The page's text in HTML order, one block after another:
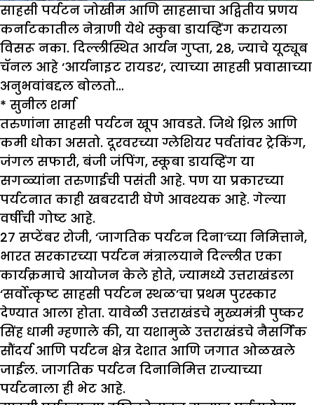
साहसी पर्यटन जोखीम आणि साहसाचा अद्वितीय प्रणय
कर्नाटकातील नेत्राणी येथे स्कुबा डायव्हिंग करायला
विसरू नका. दिल्लीस्थित आर्यन गुप्ता, 28, ज्याचे यूट्यूब
चॅनल आहे ‘आर्यनाइट रायडर‘, त्याच्या साहसी प्रवासाच्या
अनुभवांबद्दल बोलतो…
* सुनील शर्मा
तरुणांना साहसी पर्यटन खूप आवडते. जिथे थ्रिल आणि
कमी धोका असतो. दूरवरच्या ग्लेशियर पर्वतांवर ट्रेकिंग,
जंगल सफारी, बंजी जंपिंग, स्कूबा डायव्हिंग या
सगळ्यांना तरुणाईची पसंती आहे. पण या प्रकारच्या
पर्यटनात काही खबरदारी घेणे आवश्यक आहे. गेल्या
वर्षीची गोष्ट आहे.
27 सप्टेंबर रोजी, ‘जागतिक पर्यटन दिना’च्या निमित्ताने,
भारत सरकारच्या पर्यटन मंत्रालयाने दिल्लीत एका
कार्यक्रमाचे आयोजन केले होते, ज्यामध्ये उत्तराखंडला
‘सर्वोत्कृष्ट साहसी पर्यटन स्थळ’चा प्रथम पुरस्कार
देण्यात आला होता. यावेळी उत्तराखंडचे मुख्यमंत्री पुष्कर
सिंह धामी म्हणाले की, या यशामुळे उत्तराखंडचे नैसर्गिक
सौंदर्य आणि पर्यटन क्षेत्र देशात आणि जगात ओळखले
जाईल. जागतिक पर्यटन दिनानिमित्त राज्याच्या
पर्यटनाला ही भेट आहे.